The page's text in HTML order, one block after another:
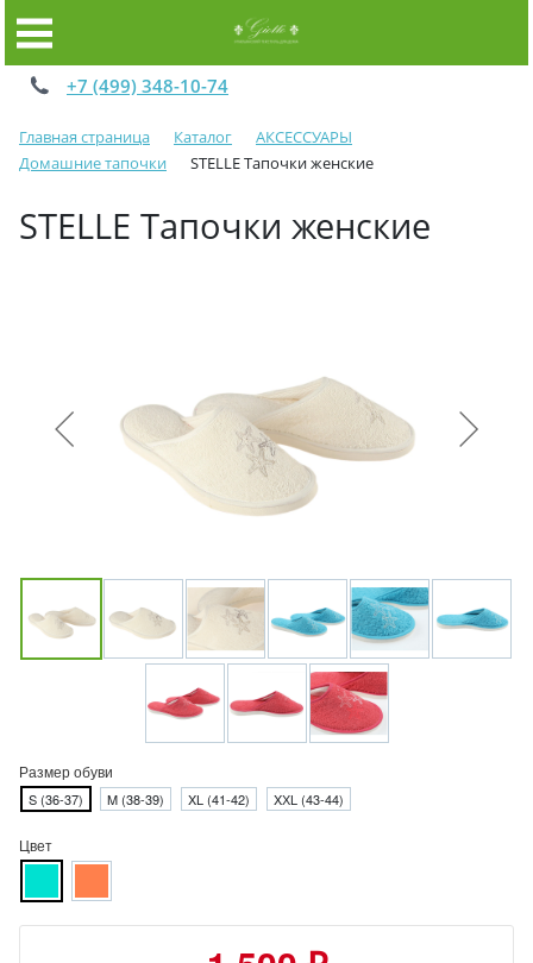
+7 (499) 348-10-74
Главная страница Каталог
АКСЕССУАРЫ
Домашние тапочки
STELLE Тапочки женские
STELLE Тапочки женские
Размер обуви
S (36-37) M (38-39) XL (41-42) XХL (43-44)
Цвет